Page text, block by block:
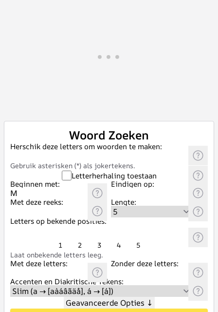
Woord Zoeken
Herschik deze letters om woorden te maken:
Gebruik asterisken (*) als jokertekens.
Letterherhaling toestaan
Beginnen met:
Eindigen op:
Met deze reeks:
Lengte:
Letters op bekende posities:
1 2 3 4
5
Laat onbekende letters leeg.
Met deze letters:
Zonder deze letters:
Accenten en Diakritische Tekens:
Geavanceerde Opties ↓